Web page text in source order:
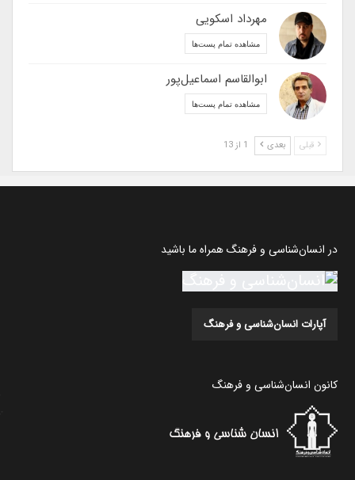
مهرداد اسکویی
مشاهده تمام پست‌ها
ابوالقاسم اسماعیل‌پور
مشاهده تمام پست‌ها
قبلی بعدی
در انسان‌شناسی و فرهنگ همراه ما باشید
آپارات انسان‌شناسی و فرهنگ
کانون انسان‌شناسی و فرهنگ